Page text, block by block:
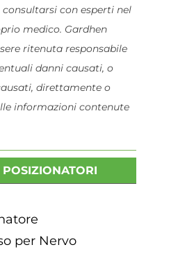
consultarsi con esperti nel
medico. Gardhen
ritenuta responsabile
danni causati, o
direttamente o
informazioni contenute
POSIZIONATORI
per Nervo